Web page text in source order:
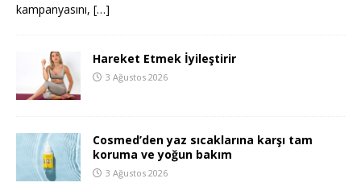
kampanyasını, […]
Hareket Etmek İyileştirir
3 Ağustos 2026
Cosmed’den yaz sıcaklarına karşı tam
koruma ve yoğun bakım
3 Ağustos 2026